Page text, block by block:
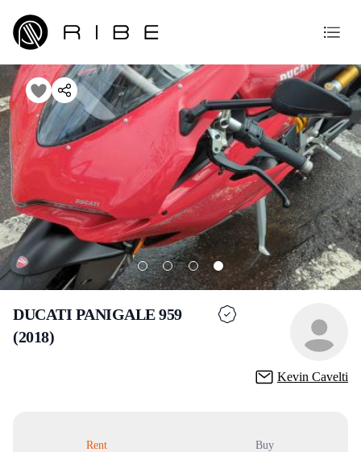
DUCATI PANIGALE 959
(2018)
Kevin Cavelti
Rent Buy